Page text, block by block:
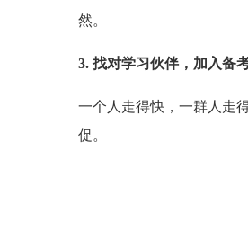
然。
3. 找对学习伙伴，加入备
一个人走得快，一群人走
促。